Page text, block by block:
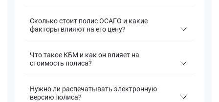
Сколько стоит полис ОСАГО и какие
факторы влияют на его цену?
Что такое КБМ и как он влияет на
стоимость полиса?
Нужно ли распечатывать электронную
версию полиса?